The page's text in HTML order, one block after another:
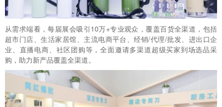
从需求端看，每届展会吸引10万+专业观众，覆盖百货全渠道，包括
超市门店、生活家居馆、主流电商平台、经销/代理/批发、进出口企
业、直播电商、社区团购等，全面邀请多渠道超级买家到场选品采
购，助力新产品覆盖全渠道。